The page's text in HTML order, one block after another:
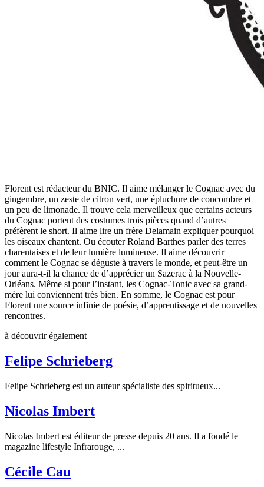
Florent est rédacteur du BNIC. Il aime mélanger le Cognac avec du
gingembre, un zeste de citron vert, une épluchure de concombre et
un peu de limonade. Il trouve cela merveilleux que certains acteurs
du Cognac portent des costumes trois pièces quand d’autres
préfèrent le short. Il aime lire un frère Delamain expliquer pourquoi
les oiseaux chantent. Ou écouter Roland Barthes parler des terres
charentaises et de leur lumière lumineuse. Il aime découvrir
comment le Cognac se déguste à travers le monde, et peut-être un
jour aura-t-il la chance de d’apprécier un Sazerac à la Nouvelle-
Orléans. Même si pour l’instant, les Cognac-Tonic avec sa grand-
mère lui conviennent très bien. En somme, le Cognac est pour
Florent une source infinie de poésie, d’apprentissage et de nouvelles
rencontres.
à découvrir également
Felipe Schrieberg
Felipe Schrieberg est un auteur spécialiste des spiritueux...
Nicolas Imbert
Nicolas Imbert est éditeur de presse depuis 20 ans. Il a fondé le
magazine lifestyle Infrarouge, ...
Cécile Cau